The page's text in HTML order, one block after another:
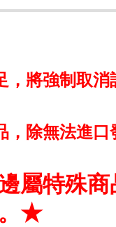
將強制取
，除無法進
屬特殊商
。★